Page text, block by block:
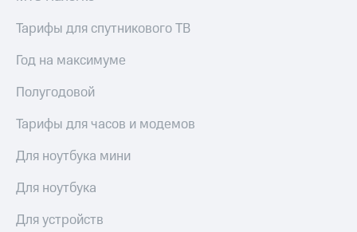
Тарифы для спутникового ТВ
Год на максимуме
Полугодовой
Тарифы для часов и модемов
Для ноутбука мини
Для ноутбука
Для устройств